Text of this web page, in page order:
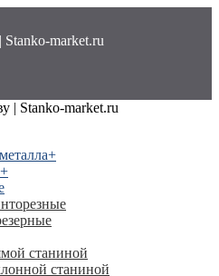
Stanko-market.ru
+
+
станиной
станиной